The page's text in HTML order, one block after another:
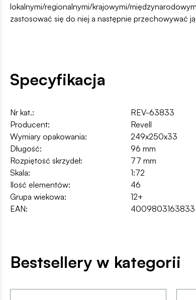
lokalnymi/regionalnymi/krajowymi/
zastosować się do niej a następnie przechowywać
Specyfikacja
Nr kat.:
REV-63833
Producent:
Revell
Wymiary opakowania:
249x250x33
Długość:
96 mm
Rozpiętość skrzydeł:
77 mm
Skala:
1:72
Ilość elementów:
46
Grupa wiekowa:
12+
EAN:
4009803163833
Bestsellery w kategorii